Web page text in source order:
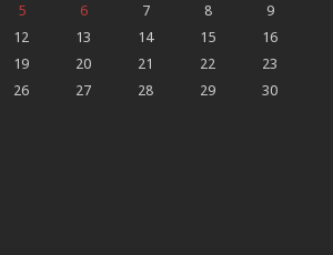
5 6 7 8
9
12 13 14 15
16
19 20 21 22
23
26 27 28 29
30